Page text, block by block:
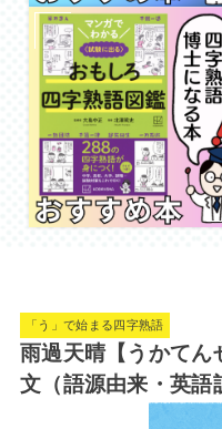
「う」で始まる四字熟語
雨過天晴【うかてん
文（語源由来・英語